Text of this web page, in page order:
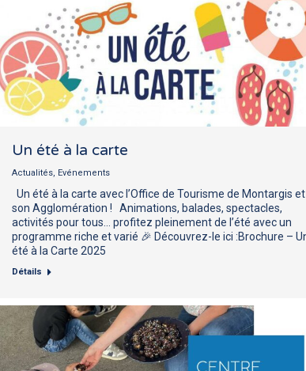
Un été à la carte
Actualités Evénements
Un été à la carte avec l’Office de Tourisme de Montargis et
son Agglomération ! Animations, balades, spectacles,
activités pour tous… profitez pleinement de l’été avec un
programme riche et varié 🎉 Découvrez-le ici :Brochure –
été à la Carte 2025
Détails